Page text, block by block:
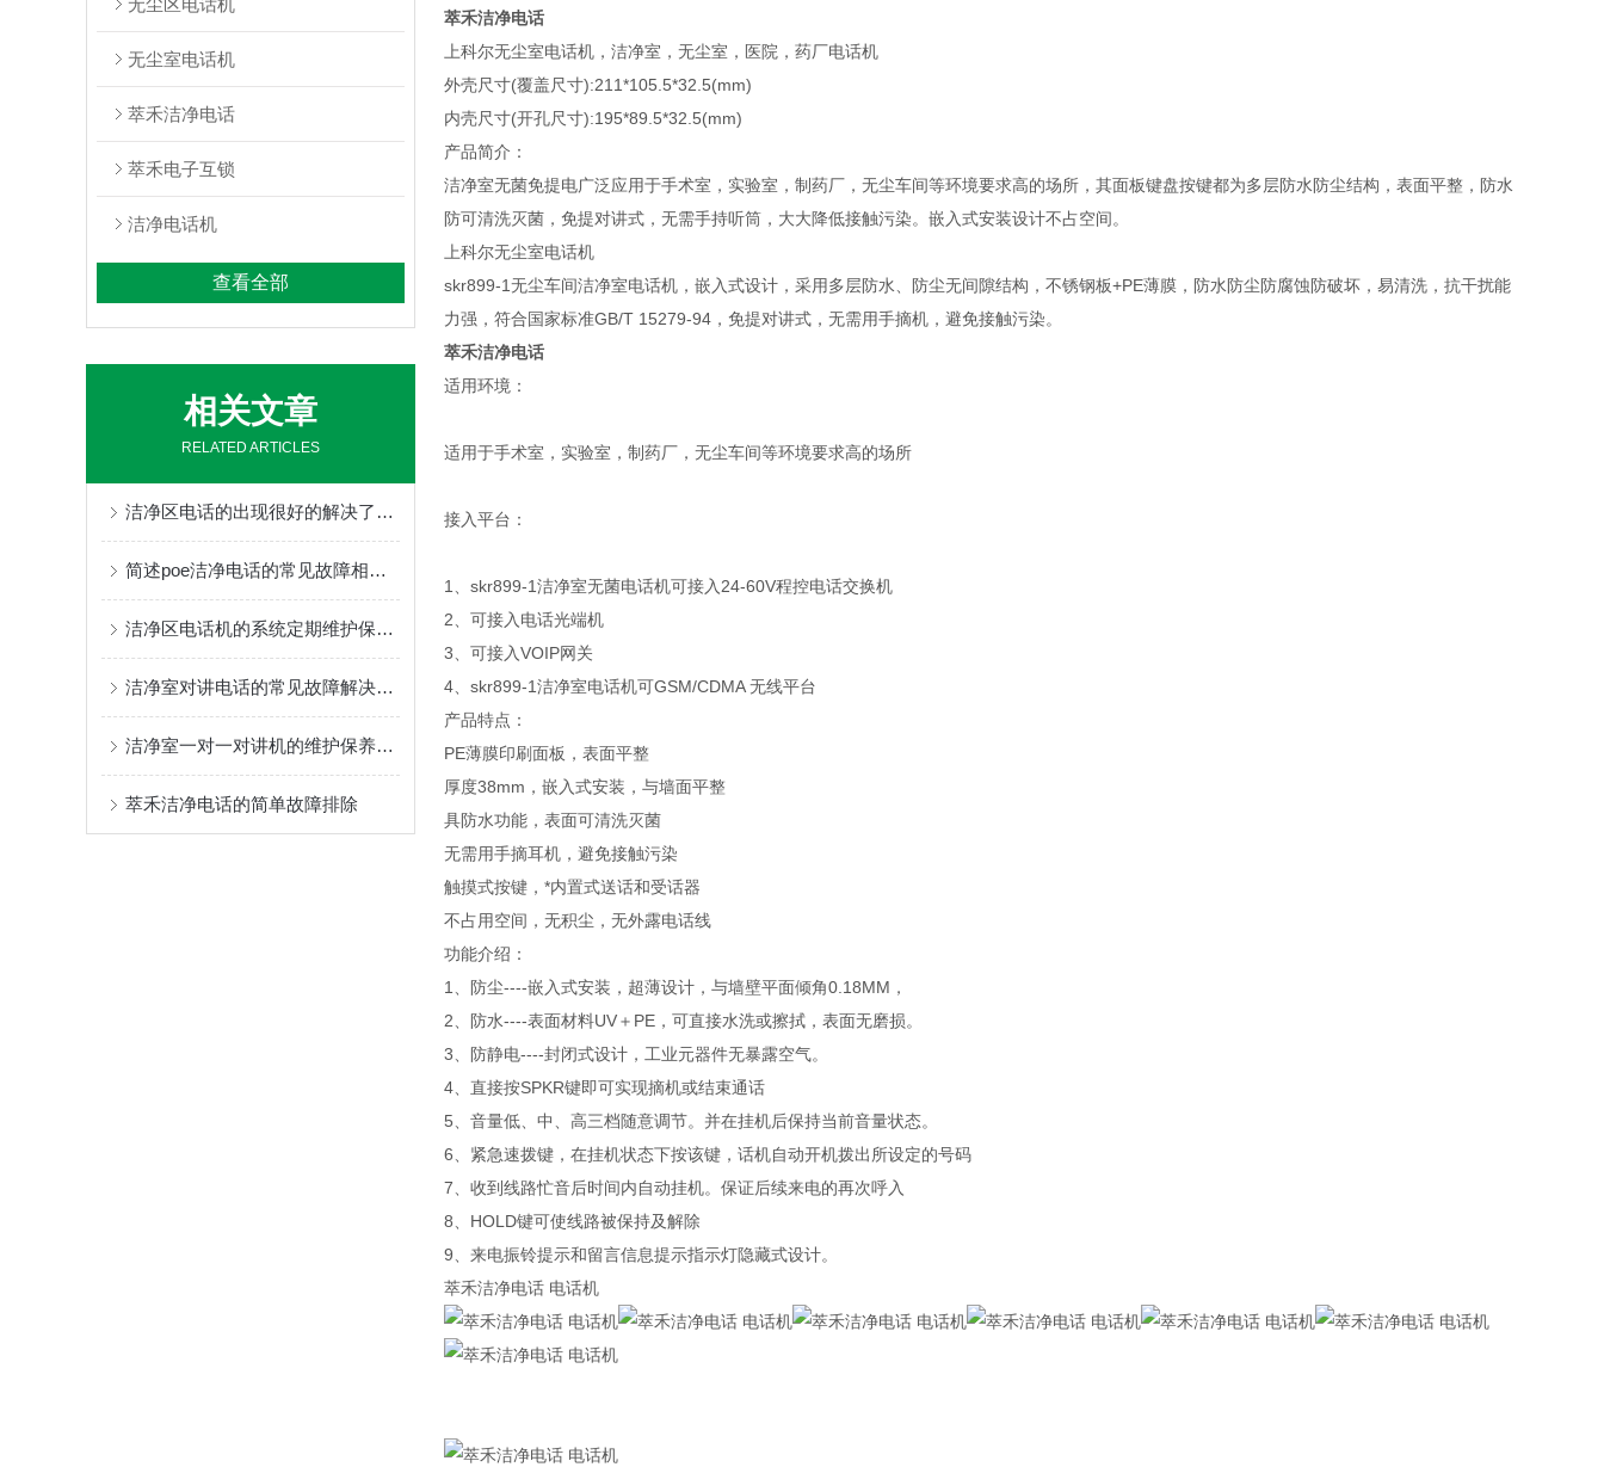
无尘区电话机
无尘室电话机
萃禾洁净电话
萃禾电子互锁
洁净电话机
查看全部
相关文章
RELATED ARTICLES
洁净区电话的出现很好的解决了洁净区的通讯问题
简述poe洁净电话的常见故障相应解决方法
洁净区电话机的系统定期维护保养方法分享
洁净室对讲电话的常见故障解决方法分享
洁净室一对一对讲机的维护保养方法
萃禾洁净电话的简单故障排除
萃禾洁净电话
上科尔无尘室电话机，洁净室，无尘室，医院，药厂电话机
外壳尺寸(覆盖尺寸):211*105.5*32.5(mm)
内壳尺寸(开孔尺寸):195*89.5*32.5(mm)
产品简介：
洁净室无菌免提电广泛应用于手术室，实验室，制药厂，无尘车间等环境要求高的场所，其面板键盘按键都为多层防水防尘结构，表面平整，防水
防可清洗灭菌，免提对讲式，无需手持听筒，大大降低接触污染。嵌入式安装设计不占空间。
上科尔无尘室电话机
skr899-1无尘车间洁净室电话机，嵌入式设计，采用多层防水、防尘无间隙结构，不锈钢板+PE薄膜，防水防尘防腐蚀防破坏，易清洗，抗干扰能
力强，符合国家标准GB/T 15279-94，免提对讲式，无需用手摘机，避免接触污染。
萃禾洁净电话
适用环境：
适用于手术室，实验室，制药厂，无尘车间等环境要求高的场所
接入平台：
1、skr899-1洁净室无菌电话机可接入24-60V程控电话交换机
2、可接入电话光端机
3、可接入VOIP网关
4、skr899-1洁净室电话机可GSM/CDMA 无线平台
产品特点：
PE薄膜印刷面板，表面平整
厚度38mm，嵌入式安装，与墙面平整
具防水功能，表面可清洗灭菌
无需用手摘耳机，避免接触污染
触摸式按键，*内置式送话和受话器
不占用空间，无积尘，无外露电话线
功能介绍：
1、防尘----嵌入式安装，超薄设计，与墙壁平面倾角0.18MM，
2、防水----表面材料UV＋PE，可直接水洗或擦拭，表面无磨损。
3、防静电----封闭式设计，工业元器件无暴露空气。
4、直接按SPKR键即可实现摘机或结束通话
5、音量低、中、高三档随意调节。并在挂机后保持当前音量状态。
6、紧急速拨键，在挂机状态下按该键，话机自动开机拨出所设定的号码
7、收到线路忙音后时间内自动挂机。保证后续来电的再次呼入
8、HOLD键可使线路被保持及解除
9、来电振铃提示和留言信息提示指示灯隐藏式设计。
萃禾洁净电话 电话机